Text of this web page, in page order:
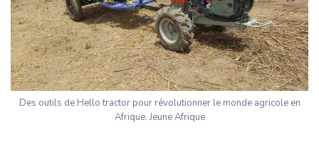
Des outils de Hello tractor pour révolutionner le monde agricole en
Afrique. Jeune Afrique